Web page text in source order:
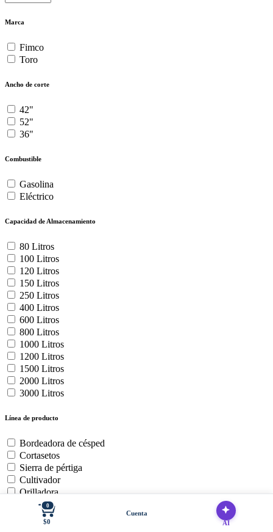
Marca
Fimco
Toro
Ancho de corte
42"
52"
36"
Combustible
Gasolina
Eléctrico
Capacidad de Almacenamiento
80 Litros
100 Litros
120 Litros
150 Litros
250 Litros
400 Litros
600 Litros
800 Litros
1000 Litros
1200 Litros
1500 Litros
2000 Litros
3000 Litros
Línea de producto
Bordeadora de césped
Cortasetos
Sierra de pértiga
Cultivador
Orilladora
Soplador de hojas
Baterías y cargadores
0
$0
Cuenta
AI